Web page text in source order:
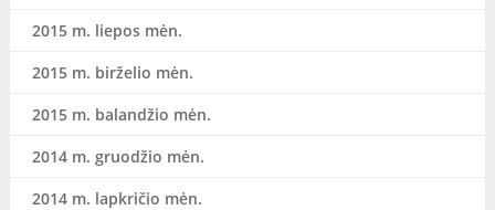
2015 m. liepos mėn.
2015 m. birželio mėn.
2015 m. balandžio mėn.
2014 m. gruodžio mėn.
2014 m. lapkričio mėn.